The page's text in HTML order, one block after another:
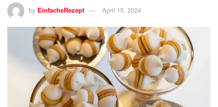
by EinfacheRezept April 15, 2024